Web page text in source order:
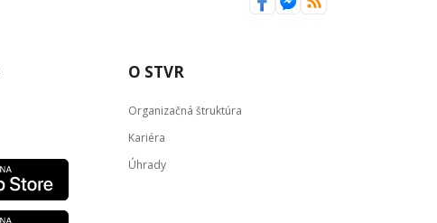
O STVR
Organizačná štruktúra
Kariéra
Úhrady